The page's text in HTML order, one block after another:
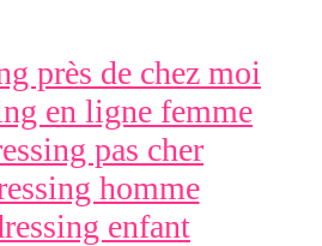
près de chez moi
en ligne femme
pas cher
homme
enfant